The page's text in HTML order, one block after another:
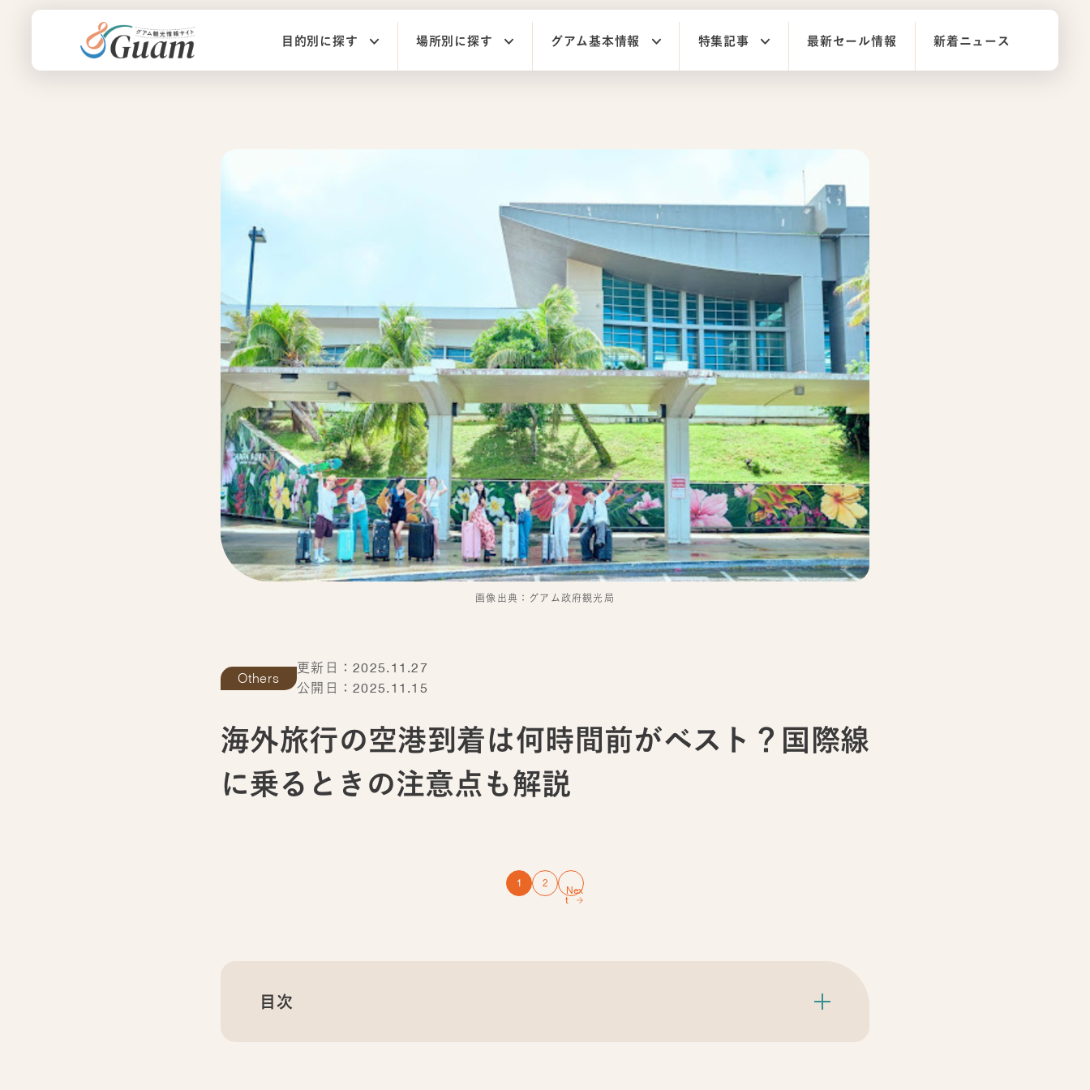
目的別に探す 場所別に探す グアム基本情報 特集記事 最新セール情報 新着ニュース
画像出典：グアム政府観光局
Others
更新日：2025.11.27
公開日：2025.11.15
海外旅行の空港到着は何時間前がベスト？国際線
に乗るときの注意点も解説
1 2
Nex
t
目次